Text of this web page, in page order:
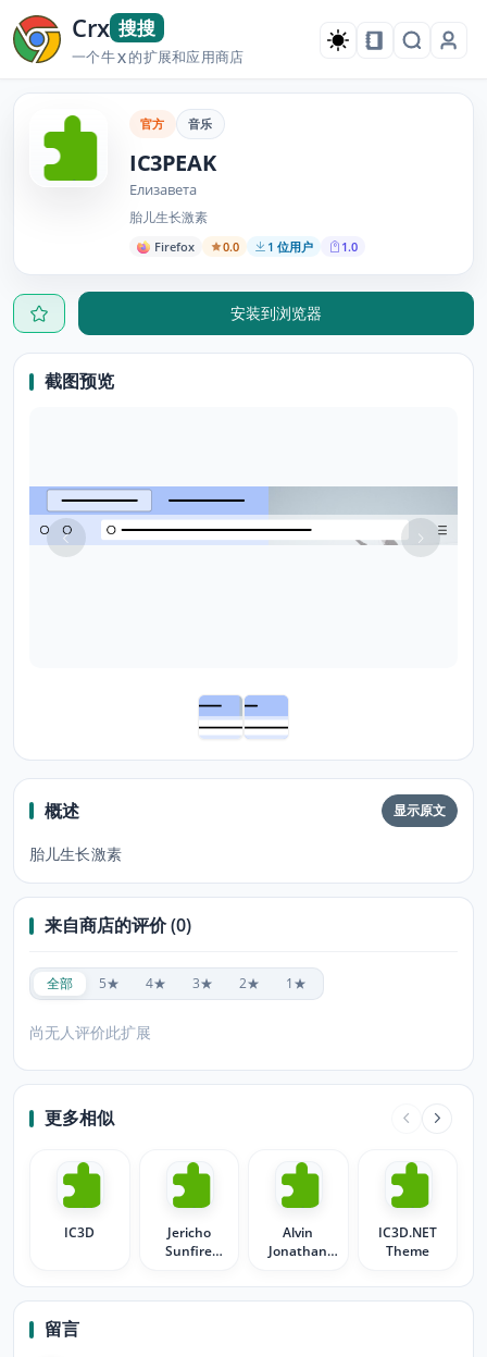
Crx 搜搜
一个牛X的扩展和应用商店
官方 音乐
IC3PEAK
Елизавета
胎儿生长激素
Firefox 0.0 1 位用户 1.0
安装到浏览器
截图预览
概述 显示原文
胎儿生长激素
来自商店的评价 (0)
全部 5★ 4★ 3★ 2★ 1★
尚无人评价此扩展
更多相似
IC3D
Jericho
Sunfire
challenge
Alvin
Jonathan
IC3D.NET
Theme
留言